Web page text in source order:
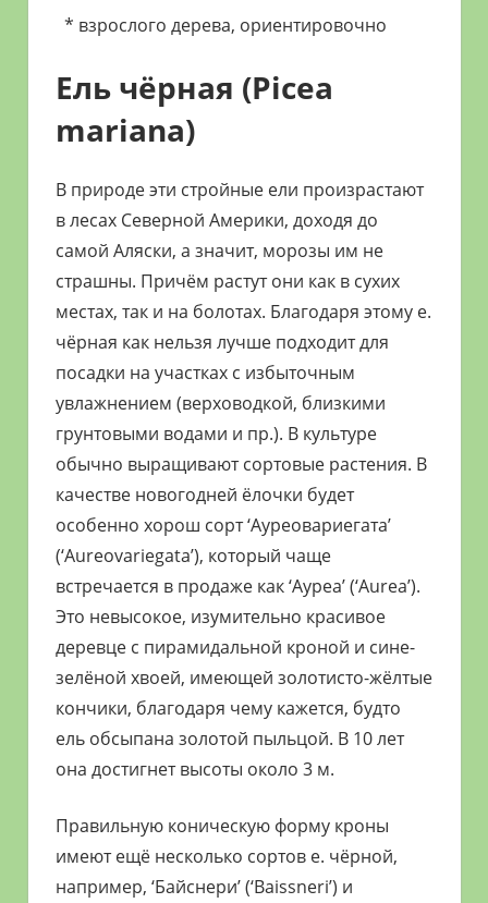
* взрослого дерева, ориентировочно
Ель чёрная (Picea
mariana)
В природе эти стройные ели произрастают
в лесах Северной Америки, доходя до
самой Аляски, а значит, морозы им не
страшны. Причём растут они как в сухих
местах, так и на болотах. Благодаря этому е.
чёрная как нельзя лучше подходит для
посадки на участках с избыточным
увлажнением (верховодкой, близкими
грунтовыми водами и пр.). В культуре
обычно выращивают сортовые растения. В
качестве новогодней ёлочки будет
особенно хорош сорт ‘Ауреовариегата’
(‘Aureovariegata’), который чаще
встречается в продаже как ‘Ауреа’ (‘Aurea’).
Это невысокое, изумительно красивое
деревце с пирамидальной кроной и сине-
зелёной хвоей, имеющей золотисто-жёлтые
кончики, благодаря чему кажется, будто
ель обсыпана золотой пыльцой. В 10 лет
она достигнет высоты около 3 м.
Правильную коническую форму кроны
имеют ещё несколько сортов е. чёрной,
например, ‘Байснери’ (‘Baissneri’) и